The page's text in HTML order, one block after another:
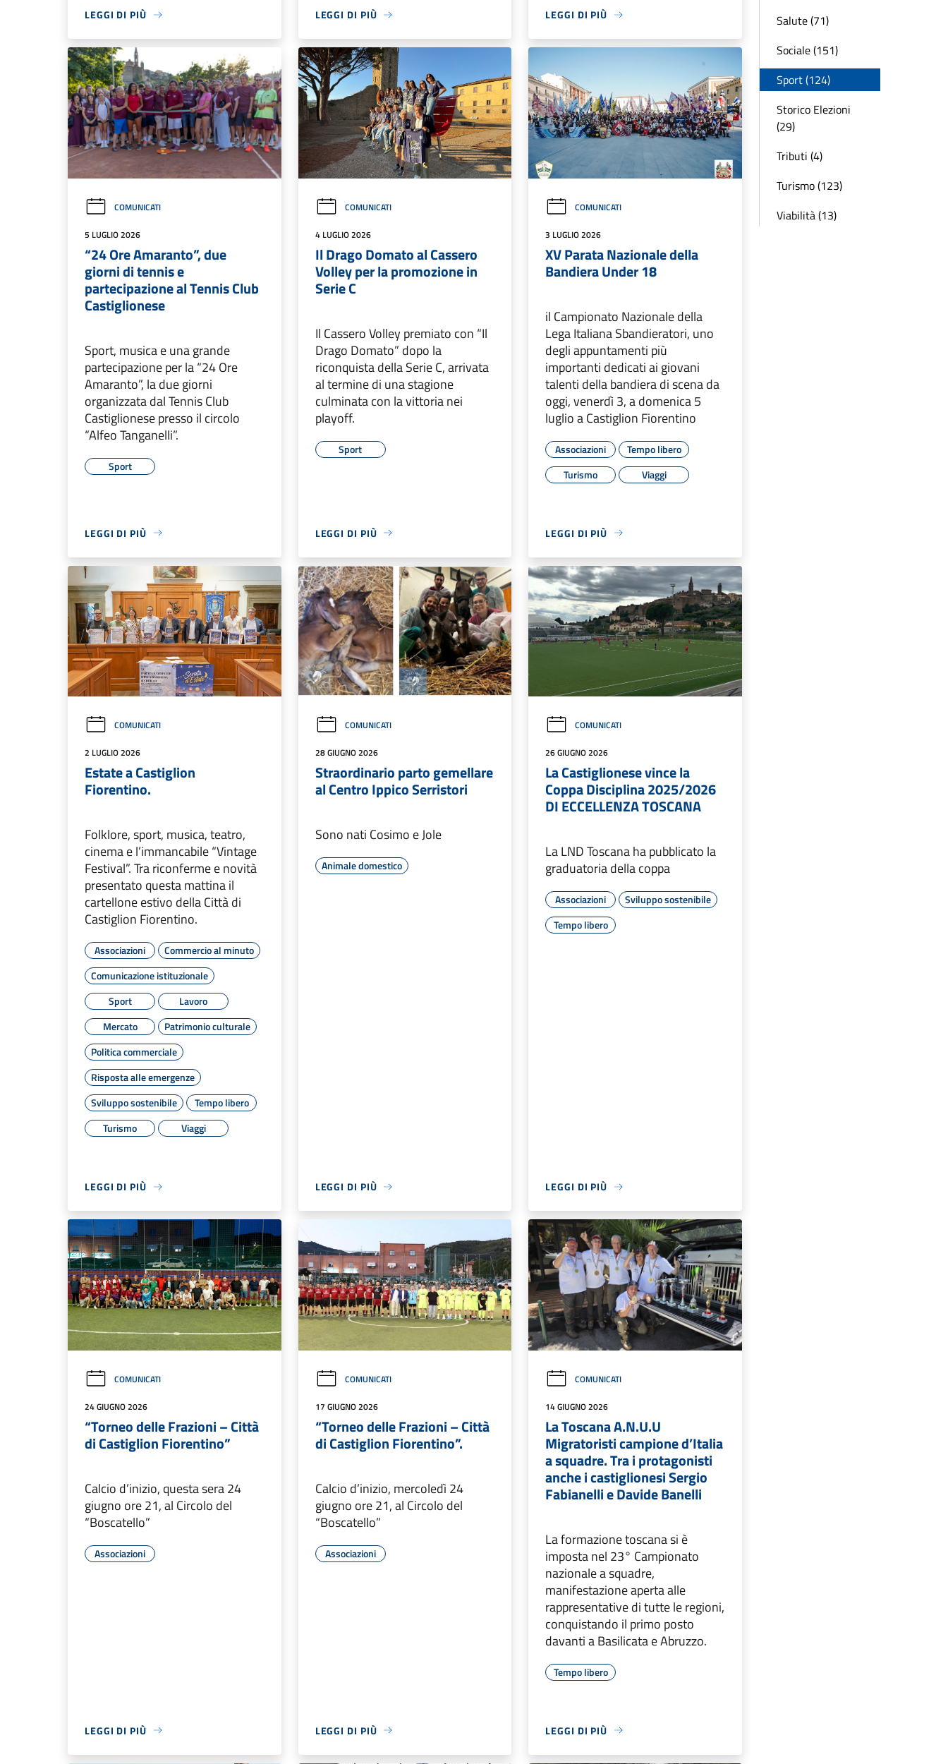
LEGGI DI PIÙ LEGGI DI PIÙ LEGGI DI PIÙ
COMUNICATI
5 LUGLIO 2026
“24 Ore Amaranto”, due
giorni di tennis e
partecipazione al Tennis Club
Castiglionese
Sport, musica e una grande
partecipazione per la “24 Ore
Amaranto”, la due giorni
organizzata dal Tennis Club
Castiglionese presso il circolo
“Alfeo Tanganelli”.
Sport
LEGGI DI PIÙ
COMUNICATI
4 LUGLIO 2026
Il Drago Domato al Cassero
Volley per la promozione in
Serie C
Il Cassero Volley premiato con “Il
Drago Domato” dopo la
riconquista della Serie C, arrivata
al termine di una stagione
culminata con la vittoria nei
playoff.
Sport
LEGGI DI PIÙ
COMUNICATI
3 LUGLIO 2026
XV Parata Nazionale della
Bandiera Under 18
il Campionato Nazionale della
Lega Italiana Sbandieratori, uno
degli appuntamenti più
importanti dedicati ai giovani
talenti della bandiera di scena da
oggi, venerdì 3, a domenica 5
luglio a Castiglion Fiorentino
Associazioni
Tempo libero
Turismo
Viaggi
LEGGI DI PIÙ
COMUNICATI
2 LUGLIO 2026
Estate a Castiglion
Fiorentino.
Folklore, sport, musica, teatro,
cinema e l’immancabile “Vintage
Festival”. Tra riconferme e novità
presentato questa mattina il
cartellone estivo della Città di
Castiglion Fiorentino.
Associazioni
Commercio al minuto
Comunicazione istituzionale
Sport
Lavoro
Mercato
Patrimonio culturale
Politica commerciale
Risposta alle emergenze
Sviluppo sostenibile
Tempo libero
Turismo
Viaggi
LEGGI DI PIÙ
COMUNICATI
28 GIUGNO 2026
Straordinario parto gemellare
al Centro Ippico Serristori
Sono nati Cosimo e Jole
Animale domestico
LEGGI DI PIÙ
COMUNICATI
26 GIUGNO 2026
La Castiglionese vince la
Coppa Disciplina 2025/2026
DI ECCELLENZA TOSCANA
La LND Toscana ha pubblicato la
graduatoria della coppa
Associazioni
Sviluppo sostenibile
Tempo libero
LEGGI DI PIÙ
COMUNICATI
24 GIUGNO 2026
“Torneo delle Frazioni – Città
di Castiglion Fiorentino”
Calcio d’inizio, questa sera 24
giugno ore 21, al Circolo del
“Boscatello”
Associazioni
LEGGI DI PIÙ
COMUNICATI
17 GIUGNO 2026
“Torneo delle Frazioni – Città
di Castiglion Fiorentino”.
Calcio d’inizio, mercoledì 24
giugno ore 21, al Circolo del
“Boscatello”
Associazioni
LEGGI DI PIÙ
COMUNICATI
14 GIUGNO 2026
La Toscana A.N.U.U
Migratoristi campione d’Italia
a squadre. Tra i protagonisti
anche i castiglionesi Sergio
Fabianelli e Davide Banelli
La formazione toscana si è
imposta nel 23° Campionato
nazionale a squadre,
manifestazione aperta alle
rappresentative di tutte le regioni,
conquistando il primo posto
davanti a Basilicata e Abruzzo.
Tempo libero
LEGGI DI PIÙ
Salute (71)
Sociale (151)
Sport (124)
Storico Elezioni
(29)
Tributi (4)
Turismo (123)
Viabilità (13)